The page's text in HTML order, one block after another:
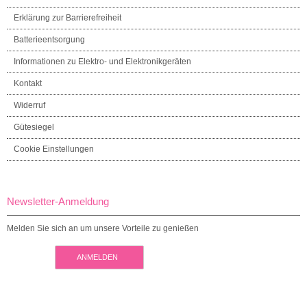
Erklärung zur Barrierefreiheit
Batterieentsorgung
Informationen zu Elektro- und Elektronikgeräten
Kontakt
Widerruf
Gütesiegel
Cookie Einstellungen
Newsletter-Anmeldung
Melden Sie sich an um unsere Vorteile zu genießen
ANMELDEN